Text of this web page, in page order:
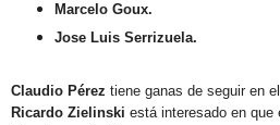
Marcelo Goux.
Jose Luis Serrizuela.
Claudio Pérez tiene ganas de seguir en el
Ricardo Zielinski está interesado en que